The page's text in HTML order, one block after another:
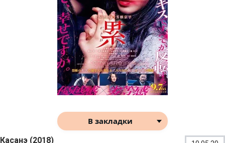
В закладки
Касанэ (2018)